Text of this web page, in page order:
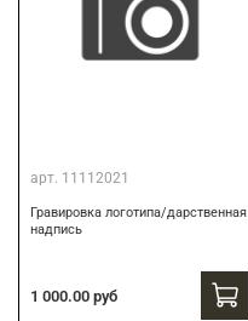
арт. 11112021
Гравировка логотипа/дарственная
надпись
1 000.00 руб